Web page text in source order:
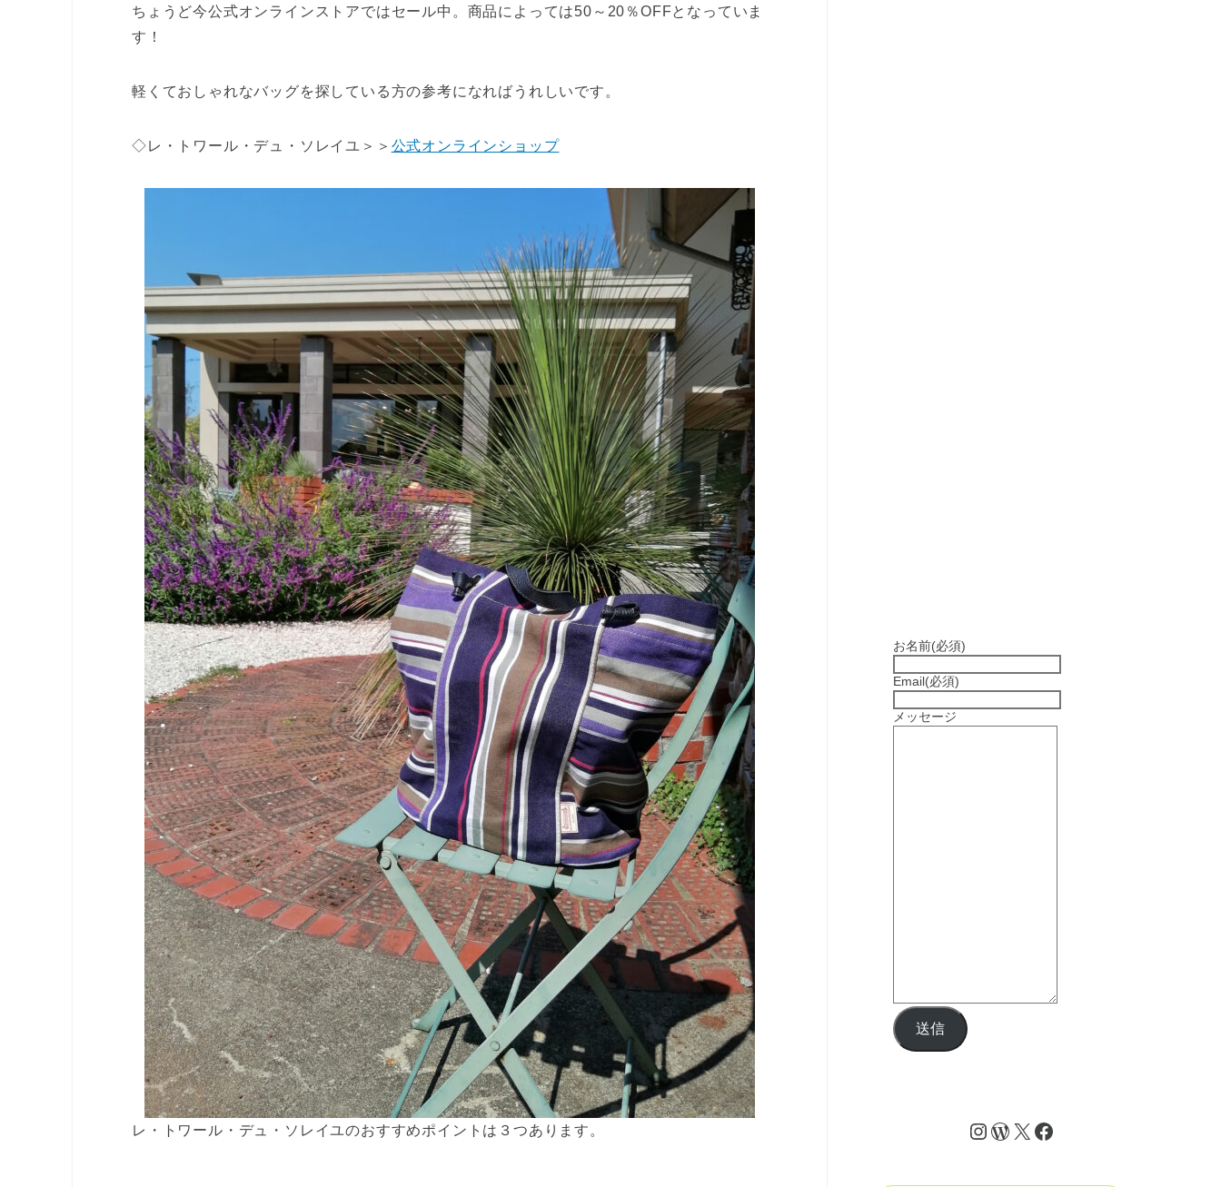
ちょうど今公式オンラインストアではセール中。商品によっては50～20％OFFとなっていま
す！
軽くておしゃれなバッグを探している方の参考になればうれしいです。
◇レ・トワール・デュ・ソレイユ＞＞ 公式オンラインショップ
レ・トワール・デュ・ソレイユのおすすめポイントは３つあります。
お名前(必須)
Email(必須)
メッセージ
送信